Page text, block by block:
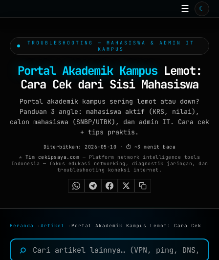
TOOLS ONLINE
ARTIKEL
GALERI
WALLPAPER
GAME
TOOLS JARINGAN :
IP TOOLS
IP LOOKUP
☰ ☾
TROUBLESHOOTING — MAHASISWA & ADMIN IT
KAMPUS
Portal Akademik KampusLemot:
Cara Cek dari Sisi Mahasiswa
Portal akademik kampus sering lemot atau down?
Panduan 3 angle: mahasiswa aktif (KRS, nilai),
calon mahasiswa (SNBP/UTBK), dan admin IT. Cara cek
+ tips praktis.
Diterbitkan: 2026-05-10 · ⏱ ~3 menit baca
✍ Tim cekipsaya.com — Platform network intelligence tools
Indonesia — fokus edukasi networking, diagnostik jaringan, dan
troubleshooting koneksi internet.
Beranda › Artikel › Portal Akademik Kampus Lemot: Cara Cek
⌕